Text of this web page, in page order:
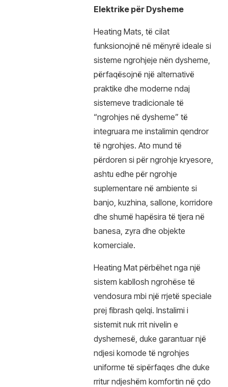
Elektrike për Dysheme
Heating Mats, të cilat
funksionojnë në mënyrë ideale si
sisteme ngrohjeje nën dysheme,
përfaqësojnë një alternativë
praktike dhe moderne ndaj
sistemeve tradicionale të
“ngrohjes në dysheme” të
integruara me instalimin qendror
të ngrohjes. Ato mund të
përdoren si për ngrohje kryesore,
ashtu edhe për ngrohje
suplementare në ambiente si
banjo, kuzhina, sallone, korridore
dhe shumë hapësira të tjera në
banesa, zyra dhe objekte
komerciale.
Heating Mat përbëhet nga një
sistem kabllosh ngrohëse të
vendosura mbi një rrjetë speciale
prej fibrash qelqi. Instalimi i
sistemit nuk rrit nivelin e
dyshemesë, duke garantuar një
ndjesi komode të ngrohjes
uniforme të sipërfaqes dhe duke
rritur ndjeshëm komfortin në çdo